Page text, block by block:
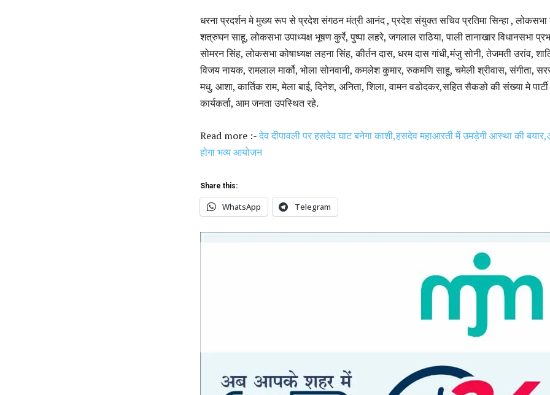
धरना प्रदर्शन मे मुख्य रूप से प्रदेश संगठन मंत्री आनंद , प्रदेश संयुक्त सचिव प्रतिमा सिन्हा ,
शत्रुघन साहू, लोकसभा उपाध्यक्ष भूषण कुर्रे, पुष्पा लहरे, जगलाल राठिया, पाली तानाखार विधानसभा
सोमरन सिंह, लोकसभा कोषाध्यक्ष लहना सिंह, कीर्तन दास, धरम दास गांधी,मंजु सोनी, तेजमती उरांव,
विजय नायक, रामलाल मार्को, भोला सोनवानी, कमलेश कुमार, रुकमणि साहू, चमेली श्रीवास, संगीता,
मधु, आशा, कार्तिक राम, मेला बाई, दिनेश, अनिता, शिला, वामन वडोदकर,सहित सैकङो की संख्या मे पार्टी
कार्यकर्ता, आम जनता उपस्थित रहे.
Read more :-देव दीपावली पर हसदेव घाट बनेगा काशी,हसदेव महाआरती में उमड़ेगी आस्था की
होगा भव्य आयोजन
Share this:
WhatsApp Telegram